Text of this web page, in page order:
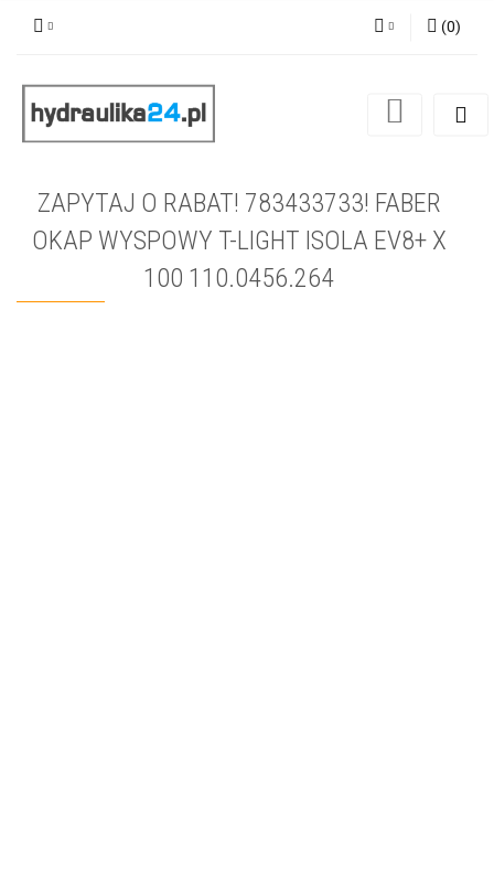
Zarejestruj się
(0)
ZAPYTAJ O RABAT! 783433733! FABER
OKAP WYSPOWY T-LIGHT ISOLA EV8+ X
100 110.0456.264